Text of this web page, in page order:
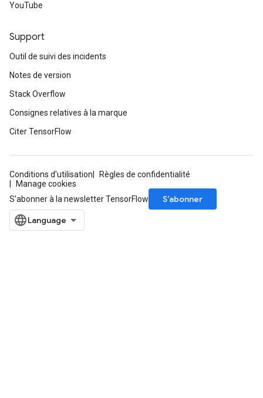
YouTube
Support
Outil de suivi des incidents
Notes de version
Stack Overflow
Consignes relatives à la marque
Citer TensorFlow
Conditions d'utilisation
Règles de confidentialité
Manage cookies
S'abonner à la newsletter TensorFlow
S’abonner